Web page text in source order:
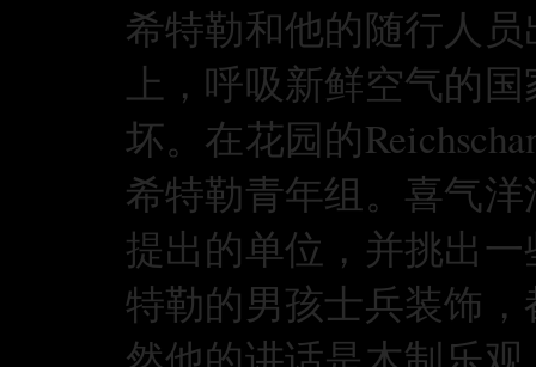
希特勒和他的随行人
上，呼吸新鲜空气的
坏。在花园的
希特勒青年组。喜气
提出的单位，并挑出
特勒的男孩士兵装饰